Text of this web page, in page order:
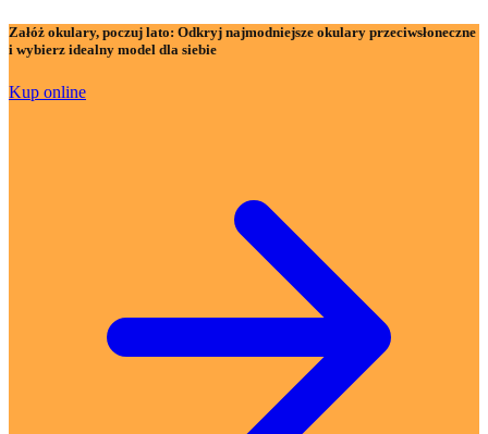
Załóż okulary, poczuj lato: Odkryj najmodniejsze okulary przeciwsłoneczne
i wybierz idealny model dla siebie
Kup online